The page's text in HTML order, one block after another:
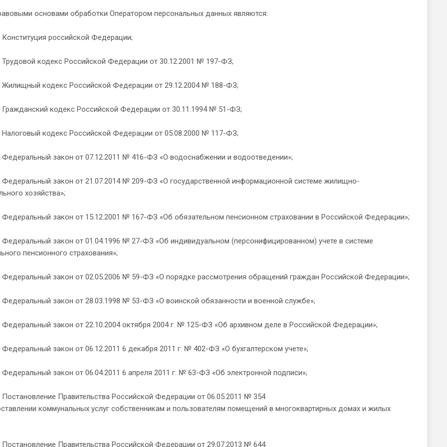
основами обработки Оператором персональных данных являются:
российской Федерации;
кодекс Российской Федерации от 30.12.2001 № 197-ФЗ;
кодекс Российской Федерации от 29.12.2004 № 188-ФЗ;
кодекс Российской Федерации от 30.11.1994 № 51-ФЗ;
кодекс Российской Федерации от 05.08.2000 № 117-ФЗ;
закон от 07.12.2011 № 416-ФЗ «О водоснабжении и водоотведении»;
закон от 21.07.2014 № 209-ФЗ «О государственной информационной системе жилищно-
хозяйства»;
закон от 15.12.2001 № 167-ФЗ «Об обязательном пенсионном страховании в Российской Федерации»;
закон от 01.04.1996 № 27-ФЗ «Об индивидуальном (персонифицированном) учете в системе
пенсионного страхования»;
закон от 02.05.2006 № 59-ФЗ «О порядке рассмотрения обращений граждан Российской Федерации»;
закон от 28.03.1998 № 53-ФЗ «О воинской обязанности и военной службе»;
закон от 22.10.2004 октября 2004 г. № 125-ФЗ «Об архивном деле в Российской Федерации»;
закон от 06.12.2011 6 декабря 2011 г. № 402-ФЗ «О бухгалтерском учете»;
закон от 06.04.2011 6 апреля 2011 г. № 63-ФЗ «Об электронной подписи»;
Правительства Российской Федерации от 06.05.2011 № 354
коммунальных услуг собственникам и пользователям помещений в многоквартирных домах и жилых
Правительства Российской Федерации от 29.07.2013 № 644